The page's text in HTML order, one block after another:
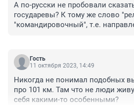
А по-русски не пробовали
государевы? К тому же слово
"командировочный", т.е.
Гость
11 октября 2023, 14:49
Никогда не понимал подобных
про 101 км. Там что не люди
себя какими-то особенными?